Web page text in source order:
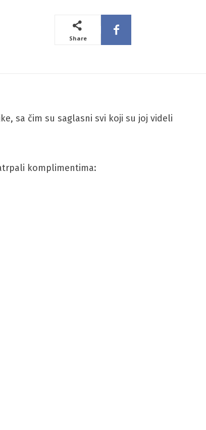
Share
sa čim su saglasni svi koji su joj videli
komplimentima: